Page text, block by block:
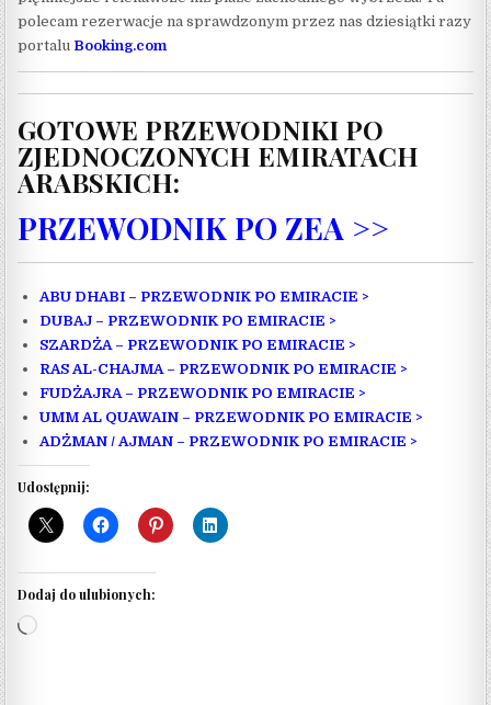
polecam rezerwacje na sprawdzonym przez nas dziesiątki razy
portalu Booking.com
GOTOWE PRZEWODNIKI PO
ZJEDNOCZONYCH EMIRATACH
ARABSKICH:
PRZEWODNIK PO ZEA >>
ABU DHABI – PRZEWODNIK PO EMIRACIE >
DUBAJ – PRZEWODNIK PO EMIRACIE >
SZARDŻA – PRZEWODNIK PO EMIRACIE >
RAS AL-CHAJMA – PRZEWODNIK PO EMIRACIE >
FUDŻAJRA – PRZEWODNIK PO EMIRACIE >
UMM AL QUAWAIN – PRZEWODNIK PO EMIRACIE >
ADŻMAN / AJMAN – PRZEWODNIK PO EMIRACIE >
Udostępnij:
Dodaj do ulubionych:
Wczytywanie…